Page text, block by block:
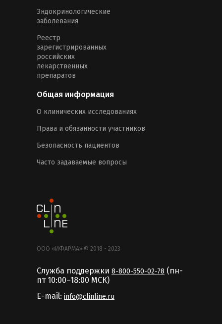
Эндокринологические
заболевания
Реестр
зарегистрированных
российских
лекарственных
препаратов
Общая информация
О клинических исследованиях
Права и обязанности участников
Безопасность пациентов
Часто задаваемые вопросы
ООО «ИФАРМА» © 2018 - 2023
Служба поддержки 8-800-550-02-78 (пн-
пт 10:00–18:00 MCК)
E-mail: info@clinline.ru